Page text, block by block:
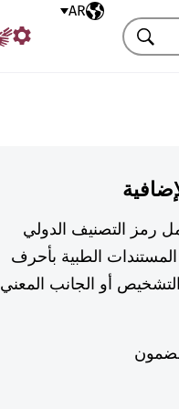
اللغة المختارةAR
بحث
رمز التصنيف الدولي
الطبية بأحرف
أو الجانب المعني